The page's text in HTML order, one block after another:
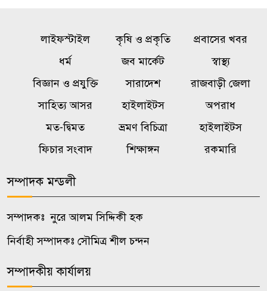
চাইলেন দোয়া
সৌদিতে অগ্নিকাণ্ডে নিহত ১৬
বাংলাদেশির পরিবার পাবে ‘বিশেষ
মানবিক অনুদান’
বাতিল হচ্ছে ব্যাংক রেজল্যুশন
তদন্ত ও অন্তর্বর্তীকালীন আদেশের
ক্ষমতা পাচ্ছে মানবাধিকার কমিশন
বর্ণাঢ্য আয়োজনে নজরুল
এক যুগে পদার্পণ
লাইফস্টাইল কৃষি ও প্রকৃতি
প্রবাসের খবর
ধর্ম
জব মার্কেট
স্বাস্থ্য
বিজ্ঞান ও প্রযুক্তি
সারাদেশ
রাজবাড়ী জেলা
সাহিত্য আসর
হাইলাইটস
অপরাধ
মত-দ্বিমত
ভ্রমণ বিচিত্রা
হাইলাইটস
ফিচার সংবাদ
শিক্ষাঙ্গন রকমারি
সম্পাদক মন্ডলী
সম্পাদকঃ নুরে আলম সিদ্দিকী হক
নির্বাহী সম্পাদকঃ সৌমিত্র শীল চন্দন
সম্পাদকীয় কার্যালয়